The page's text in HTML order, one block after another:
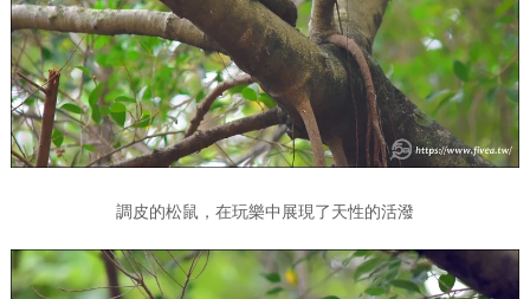
調皮的松鼠，在玩樂中展現了天性的活潑